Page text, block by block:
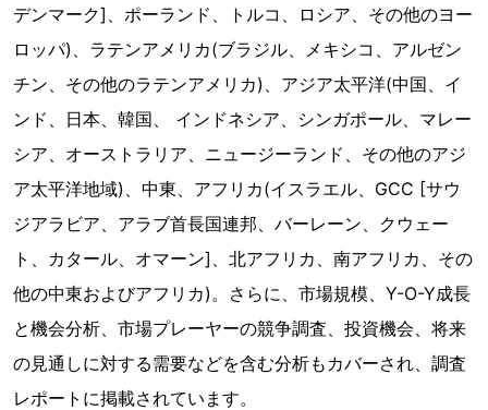
デンマーク]、ポーランド、トルコ、ロシア、その他のヨー
ロッパ)、ラテンアメリカ(ブラジル、メキシコ、アルゼン
チン、その他のラテンアメリカ)、アジア太平洋(中国、イ
ンド、日本、韓国、 インドネシア、シンガポール、マレー
シア、オーストラリア、ニュージーランド、その他のアジ
ア太平洋地域)、中東、アフリカ(イスラエル、GCC [サウ
ジアラビア、アラブ首長国連邦、バーレーン、クウェー
ト、カタール、オマーン]、北アフリカ、南アフリカ、その
他の中東およびアフリカ)。さらに、市場規模、Y-O-Y成長
と機会分析、市場プレーヤーの競争調査、投資機会、将来
の見通しに対する需要などを含む分析もカバーされ、調査
レポートに掲載されています。